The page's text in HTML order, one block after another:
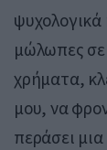
μώλωπες σε
χρήματα,
μου, να
περάσει